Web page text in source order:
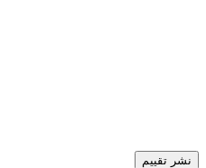
نشر تقييم